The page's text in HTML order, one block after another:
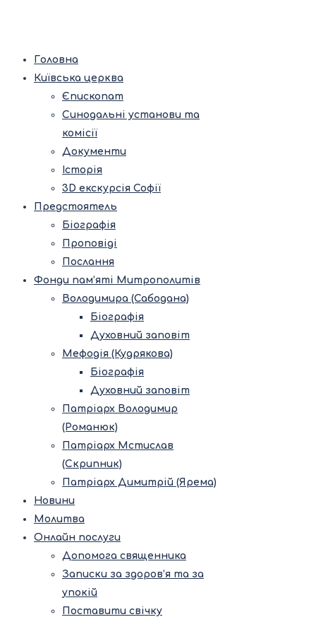
Головна
Київська церква
Єпископат
Синодальні установи та
комісії
Документи
Історія
3D екскурсія Софії
Предстоятель
Біографія
Проповіді
Послання
Фонди пам’яті Митрополитів
Володимира (Сабодана)
Біографія
Духовний заповіт
Мефодія (Кудрякова)
Біографія
Духовний заповіт
Патріарх Володимир
(Романюк)
Патріарх Мстислав
(Скрипник)
Патріарх Димитрій (Ярема)
Новини
Молитва
Онлайн послуги
Допомога священника
Записки за здоров’я та за
упокій
Поставити свічку